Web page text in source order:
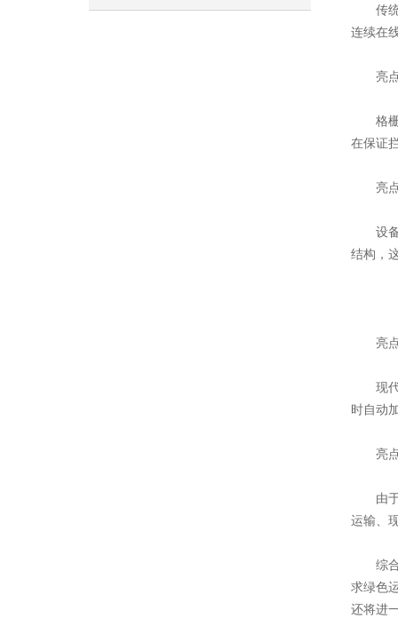
传统
连续在
亮点
格栅
在保证
亮点
设备
结构，
亮点
现代
时自动
亮点
由于
运输、
综合
求绿色
还将进